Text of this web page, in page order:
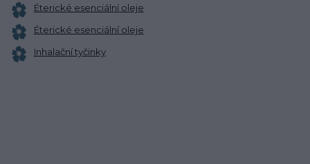
Éterické esenciální oleje
Éterické esenciální oleje
Inhalační tyčinky